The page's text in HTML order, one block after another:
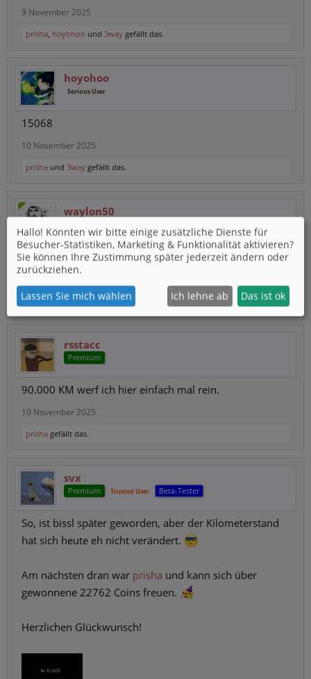
9 November 2025
prisha, hoyohoo und 3way gefällt das.
hoyohoo
Serious User
15068
10 November 2025
prisha und 3way gefällt das.
waylon50
40000
prishagefällt das.
rsstacc
Premium
90.000 KM werf ich hier einfach mal rein.
10 November 2025
prisha gefällt das.
svx
Premium Trusted User Beta-Tester
So, ist bissl später geworden, aber der Kilometerstand
hat sich heute eh nicht verändert.
Am nächsten dran war prisha und kann sich über
gewonnene 22762 Coins freuen.
Herzlichen Glückwunsch!
Hallo! Könnten wir bitte einige zusätzliche Dienste für
Besucher-Statistiken, Marketing & Funktionalität aktivieren?
Sie können Ihre Zustimmung später jederzeit ändern oder
zurückziehen.
Lassen Sie mich wählen Ich lehne ab Das ist ok